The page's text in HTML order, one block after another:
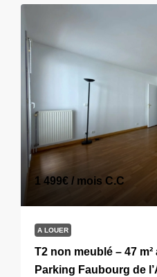
1 499€ / mois C.C
A LOUER
T2 non meublé – 47
Parking Faubourg de